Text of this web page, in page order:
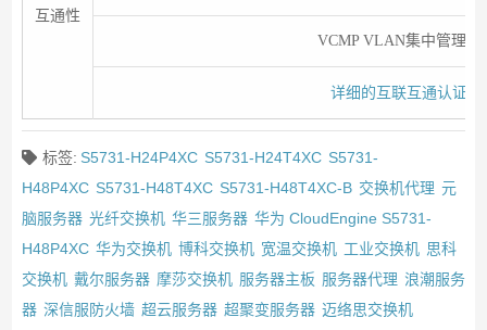
互通性
VCMP VLAN集中管理
详细的互联互通认证
标签: S5731-H24P4XC S5731-H24T4XC S5731-
H48P4XC S5731-H48T4XC S5731-H48T4XC-B 交换机代理 元
脑服务器 光纤交换机 华三服务器 华为 CloudEngine S5731-
H48P4XC 华为交换机 博科交换机 宽温交换机 工业交换机 思科
交换机 戴尔服务器 摩莎交换机 服务器主板 服务器代理 浪潮服务
器 深信服防火墙 超云服务器 超聚变服务器 迈络思交换机